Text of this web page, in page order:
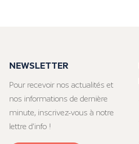
NEWSLETTER
Pour recevoir nos actualités et
nos informations de dernière
minute, inscrivez-vous à notre
lettre d’info !